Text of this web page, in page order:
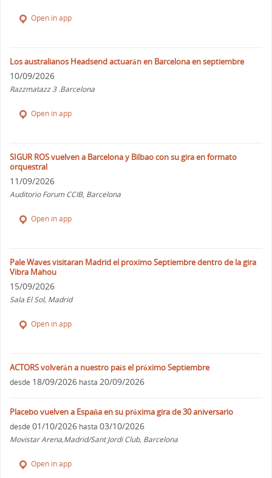
Open in app
Los australianos Headsend actuarán en Barcelona en septiembre
10/09/2026
Razzmatazz 3 .Barcelona
Open in app
SIGUR ROS vuelven a Barcelona y Bilbao con su gira en formato
orquestral
11/09/2026
Auditorio Forum CCIB, Barcelona
Open in app
Pale Waves visitaran Madrid el proximo Septiembre dentro de la gira
Vibra Mahou
15/09/2026
Sala El Sol, Madrid
Open in app
ACTORS volverán a nuestro país el próximo Septiembre
desde 18/09/2026 hasta 20/09/2026
Placebo vuelven a España en su próxima gira de 30 aniversario
desde 01/10/2026 hasta 03/10/2026
Movistar Arena,Madrid/Sant Jordi Club, Barcelona
Open in app